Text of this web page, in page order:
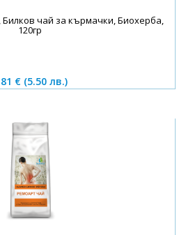
чай за кърмачки, Биохерба,
120гр
€ (5.50 лв.)